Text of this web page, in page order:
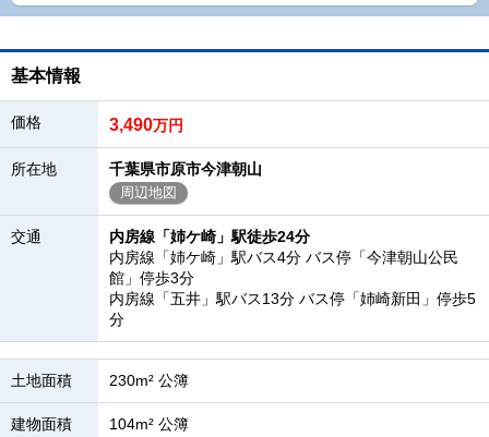
基本情報
価格 3,490万円
所在地 千葉県市原市今津朝山
周辺地図
交通
内房線「姉ケ崎」駅徒歩24分
内房線「姉ケ崎」駅バス4分 バス停「今津朝山公民
館」停歩3分
内房線「五井」駅バス13分 バス停「姉崎新田」停歩5
分
土地面積 230m² 公簿
建物面積 104m² 公簿